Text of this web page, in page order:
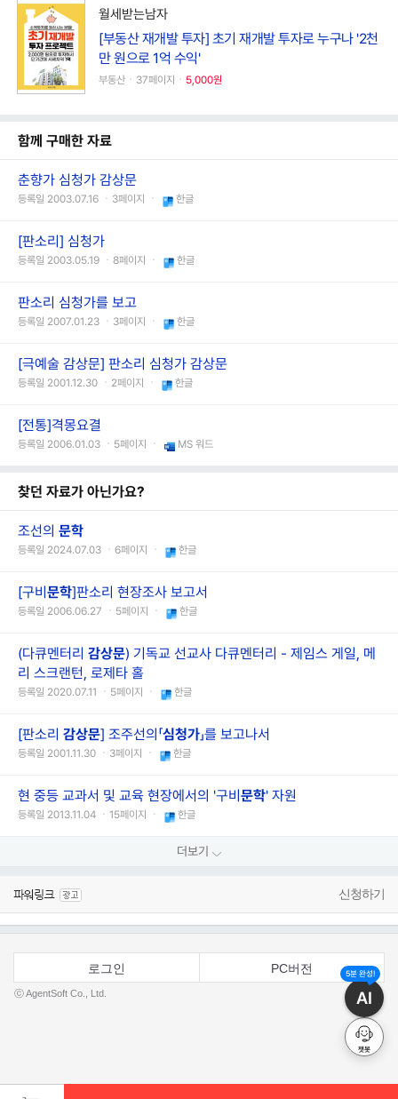
월세받는남자
[부동산 재개발 투자] 초기 재개발 투자로 누구나 '2천
만 원으로 1억 수익'
부동산ㆍ37페이지ㆍ 5,000원
함께 구매한 자료
춘향가 심청가 감상문
등록일 2003.07.16 ㆍ3페이지 ㆍ 한글
[판소리] 심청가
등록일 2003.05.19 ㆍ8페이지 ㆍ 한글
판소리 심청가를 보고
등록일 2007.01.23 ㆍ3페이지 ㆍ 한글
[극예술 감상문] 판소리 심청가 감상문
등록일 2001.12.30 ㆍ2페이지 ㆍ 한글
[전통]격몽요결
등록일 2006.01.03 ㆍ5페이지 ㆍ MS 워드
찾던 자료가 아닌가요?
조선의 문학
등록일 2024.07.03 ㆍ6페이지 ㆍ 한글
[구비 문학]판소리 현장조사 보고서
등록일 2006.06.27 ㆍ5페이지 ㆍ 한글
(다큐멘터리 감상문) 기독교 선교사 다큐멘터리 - 제임스 게일, 메
리 스크랜턴, 로제타 홀
등록일 2020.07.11 ㆍ5페이지 ㆍ 한글
[판소리 감상문] 조주선의「심청가」를 보고나서
등록일 2001.11.30 ㆍ3페이지 ㆍ 한글
현 중등 교과서 및 교육 현장에서의 '구비 문학' 자원
등록일 2013.11.04 ㆍ15페이지 ㆍ 한글
더보기
신청하기
로그인 PC버전
ⓒ AgentSoft Co., Ltd.
5분 완성!
AI
챗봇